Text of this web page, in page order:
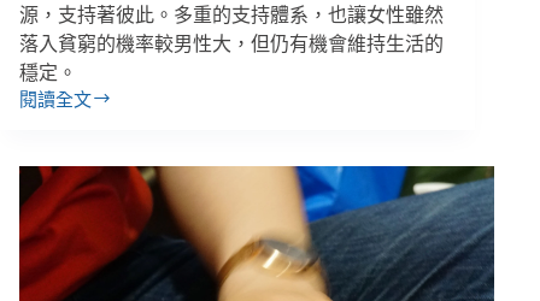
藏
自
己
／
《自
者
的
面
具，
為
何
源，支持著彼此。多重的支持體系，也讓女性雖然
落入貧窮的機率較男性大，但仍有機會維持生活的
穩定。
閱讀全文
互
互
依
的
高
齡
貧